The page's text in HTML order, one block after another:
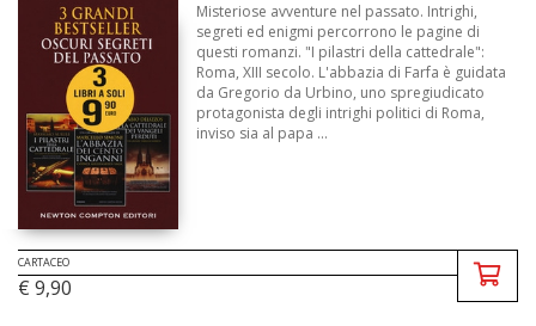
Misteriose avventure nel passato. Intrighi,
segreti ed enigmi percorrono le pagine di
questi romanzi. "I pilastri della cattedrale":
Roma, XIII secolo. L'abbazia di Farfa è guidata
da Gregorio da Urbino, uno spregiudicato
protagonista degli intrighi politici di Roma,
inviso sia al papa ...
CARTACEO
€ 9,90